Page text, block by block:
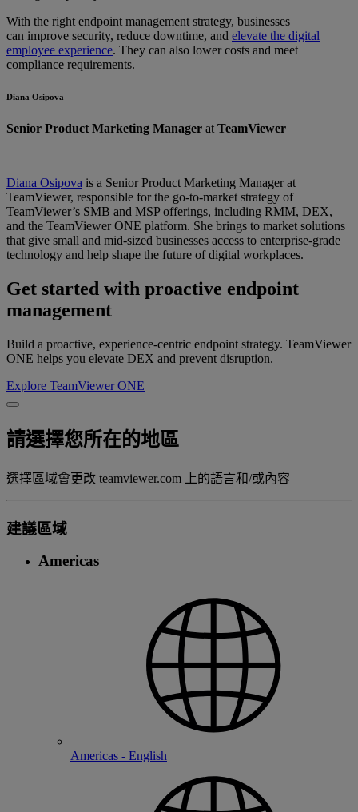
With the right endpoint management strategy, businesses
can improve security, reduce downtime, and elevate the digital
employee experience. They can also lower costs and meet
compliance requirements.
Diana Osipova
Senior Product Marketing Manager at TeamViewer
—
Diana Osipova is a Senior Product Marketing Manager at
TeamViewer, responsible for the go-to-market strategy of
TeamViewer’s SMB and MSP offerings, including RMM, DEX,
and the TeamViewer ONE platform. She brings to market solutions
that give small and mid-sized businesses access to enterprise-grade
technology and help shape the future of digital workplaces.
Get started with proactive endpoint
management
Build a proactive, experience-centric endpoint strategy. TeamViewer
ONE helps you elevate DEX and prevent disruption.
Explore TeamViewer ONE
請選擇您所在的地區
選擇區域會更改 teamviewer.com 上的語言和/或內容
建議區域
Americas
Americas - English